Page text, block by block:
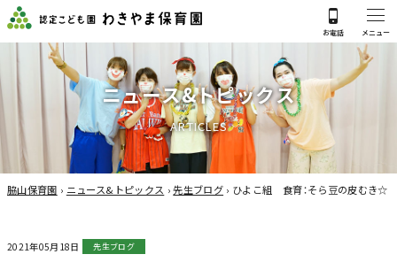
ニュース&トピックス
ARTICLES
脇山保育園 › ニュース&トピックス ›先生ブログ › ひよこ組 食育：そら豆の皮むき☆
2021年05月18日 先生ブログ